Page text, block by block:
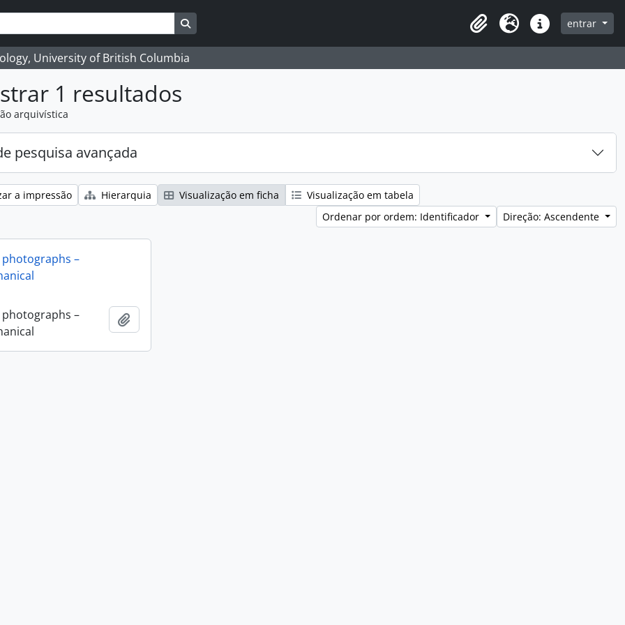
Search in browse page
Clipboard
Idioma Ligações rápidas
entrar
University of British Columbia
1 resultados
arquivística
pesquisa avançada
a impressão Hierarquia Visualização em ficha
Visualização em tabela
Ordenar por ordem: Identificador
Direção: Ascendente
–
–